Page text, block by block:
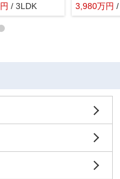
円 / 3LDK
3,980万円